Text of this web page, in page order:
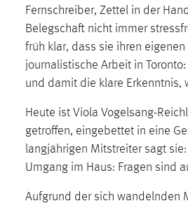
Fernschreiber, Zettel in der
Belegschaft nicht immer
früh klar, dass sie ihren
journalistische Arbeit in
und damit die klare Erkenntnis,
Heute ist Viola Vogelsang-
getroffen, eingebettet in eine
langjährigen Mitstreiter sagt
Umgang im Haus: Fragen sind
Aufgrund der sich wandelnden
Website erforderlich.
Einverständnis
Name: cookie_consent
ausgewählten
des Benutzers
Cookie Laufzeit: 1 Jahr
Performance